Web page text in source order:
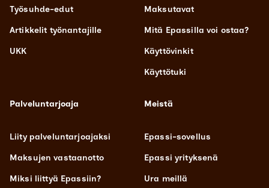
Työsuhde-edut
Artikkelit työnantajille
UKK
Maksutavat
Mitä Epassilla voi ostaa?
Käyttövinkit
Käyttötuki
Palveluntarjoaja
Liity palveluntarjoajaksi
Maksujen vastaanotto
Miksi liittyä Epassiin?
Meistä
Epassi-sovellus
Epassi yrityksenä
Ura meillä